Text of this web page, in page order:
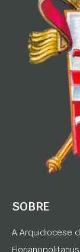
SOBRE
A Arquidiocese